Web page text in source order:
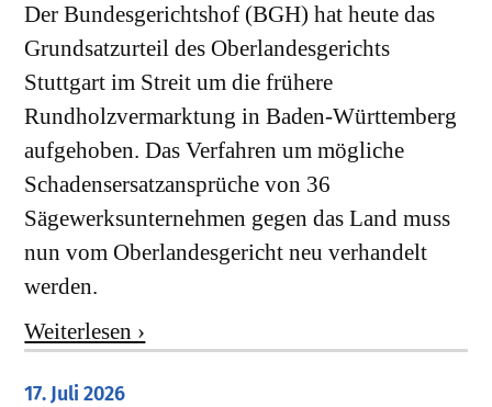
Der Bundesgerichtshof (BGH) hat heute das
Grundsatzurteil des Oberlandesgerichts
Stuttgart im Streit um die frühere
Rundholzvermarktung in Baden-Württemberg
aufgehoben. Das Verfahren um mögliche
Schadensersatzansprüche von 36
Sägewerksunternehmen gegen das Land muss
nun vom Oberlandesgericht neu verhandelt
werden.
Weiterlesen ›
17. Juli 2026